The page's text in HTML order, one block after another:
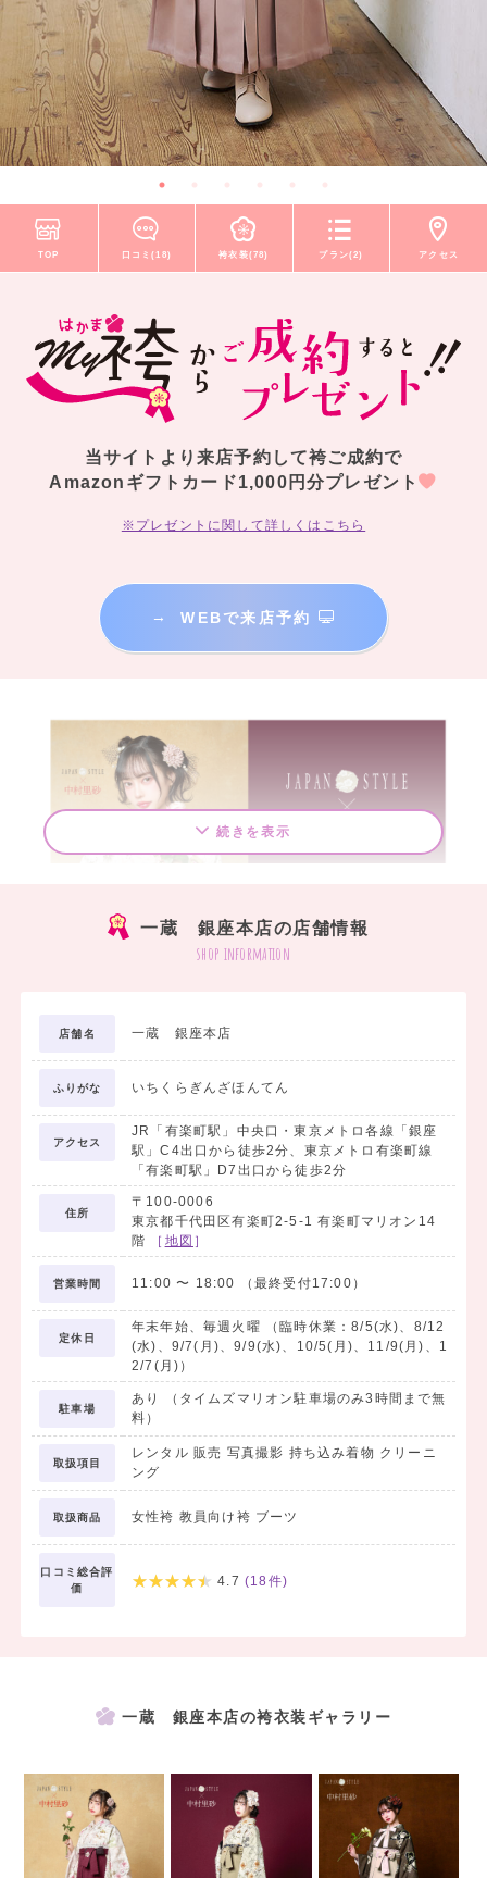
TOP 口コミ(18) 袴衣装(78) プラン(2) アクセス
当サイトより来店予約して袴ご成約で
Amazonギフトカード1,000円分プレゼント
※プレゼントに関して詳しくはこちら
→ WEBで来店予約
続きを表示
一蔵 銀座本店の店舗情報
shop information
店舗名 一蔵 銀座本店
ふりがな いちくらぎんざほんてん
アクセス
JR「有楽町駅」中央口・東京メトロ各線「銀座
駅」C4出口から徒歩2分、東京メトロ有楽町線
「有楽町駅」D7出口から徒歩2分
住所
〒100-0006
東京都千代田区有楽町2-5-1 有楽町マリオン14
階
［ 地図 ］
営業時間 11:00 〜 18:00 （最終受付17:00）
定休日
年末年始、毎週火曜 （臨時休業：8/5(水)、8/12
(水)、9/7(月)、9/9(水)、10/5(月)、11/9(月)、1
2/7(月)）
駐車場
あり （タイムズマリオン駐車場のみ3時間まで無
料）
取扱項目
レンタル 販売 写真撮影 持ち込み着物 クリーニ
ング
取扱商品 女性袴 教員向け袴 ブーツ
口コミ総合評
価
4.7 (18 件)
一蔵 銀座本店の袴衣装ギャラリー